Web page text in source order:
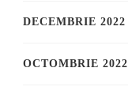
DECEMBRIE 2022
OCTOMBRIE 2022